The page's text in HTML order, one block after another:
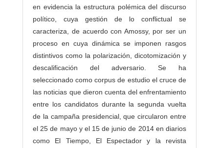
en evidencia la estructura polémica del discurso
político, cuya gestión de lo conflictual se
caracteriza, de acuerdo con Amossy, por ser un
proceso en cuya dinámica se imponen rasgos
distintivos como la polarización, dicotomización y
descalificación del adversario. Se ha
seleccionado como corpus de estudio el cruce de
las noticias que dieron cuenta del enfrentamiento
entre los candidatos durante la segunda vuelta
de la campaña presidencial, que circularon entre
el 25 de mayo y el 15 de junio de 2014 en diarios
como El Tiempo, El Espectador y la revista